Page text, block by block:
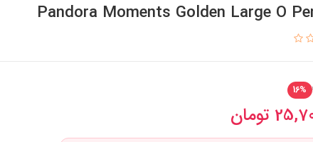
Pandora Moments Golden Large O
16%
تومان